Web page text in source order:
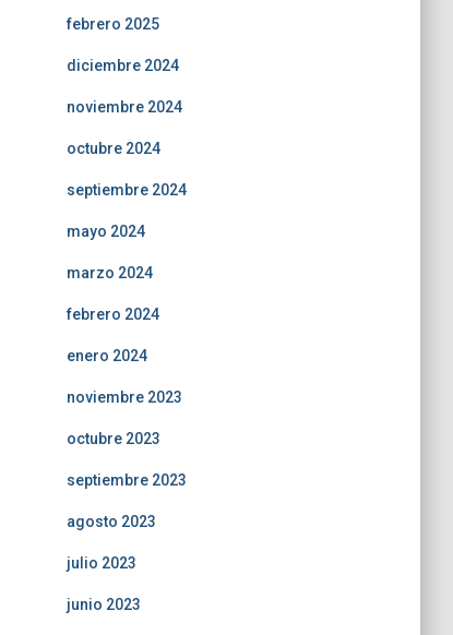
febrero 2025
diciembre 2024
noviembre 2024
octubre 2024
septiembre 2024
mayo 2024
marzo 2024
febrero 2024
enero 2024
noviembre 2023
octubre 2023
septiembre 2023
agosto 2023
julio 2023
junio 2023